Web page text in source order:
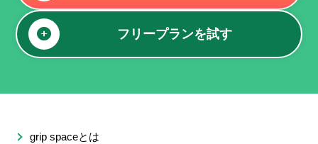
フリープランを試す
grip spaceとは